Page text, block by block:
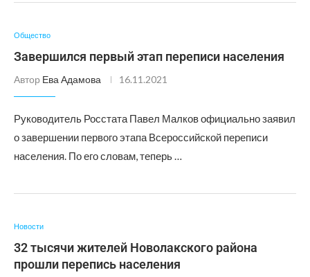
Общество
Завершился первый этап переписи населения
Автор Ева Адамова 16.11.2021
Руководитель Росстата Павел Малков официально заявил
о завершении первого этапа Всероссийской переписи
населения. По его словам, теперь …
Новости
32 тысячи жителей Новолакского района
прошли перепись населения